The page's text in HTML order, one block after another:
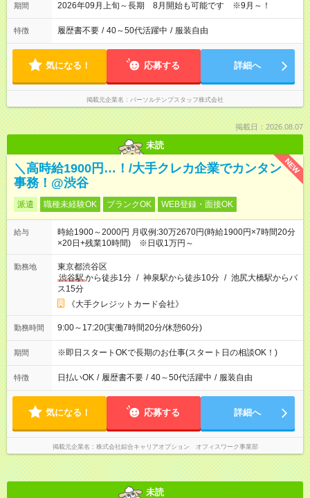
期間 2026年09月上旬～長期 8月開始も可能です ※9月～！
特徴 履歴書不要 / 40～50代活躍中 / 服装自由
気になる！ 応募する 詳細へ
掲載元企業名 パーソルテンプスタッフ株式会社
掲載日：2026.08.07
未読
NEW
＼高時給1900円…！/大手クレカ企業でカンタン
事務！@渋谷
派遣 職種未経験OK ブランクOK WEB登録・面接OK
給与
時給1900～2000円 月収例:30万2670円(時給1900円×7時間20分
×20日+残業10時間) ※日収1万円～
勤務地
東京都渋谷区
渋谷駅から徒歩1分 / 神泉駅から徒歩10分 / 池尻大橋駅からバ
ス15分
《大手クレジットカード会社》
勤務時間 9:00～17:20(実働7時間20分/休憩60分)
期間 ※即日スタートOKで長期のお仕事(スタート日の相談OK！)
特徴 日払いOK / 履歴書不要 / 40～50代活躍中 / 服装自由
気になる！ 応募する 詳細へ
掲載元企業名 株式会社綜合キャリアオプション オフィスワーク事業部
未読